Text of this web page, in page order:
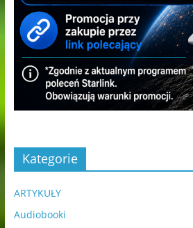
Kategorie
ARTYKUŁY
Audiobooki